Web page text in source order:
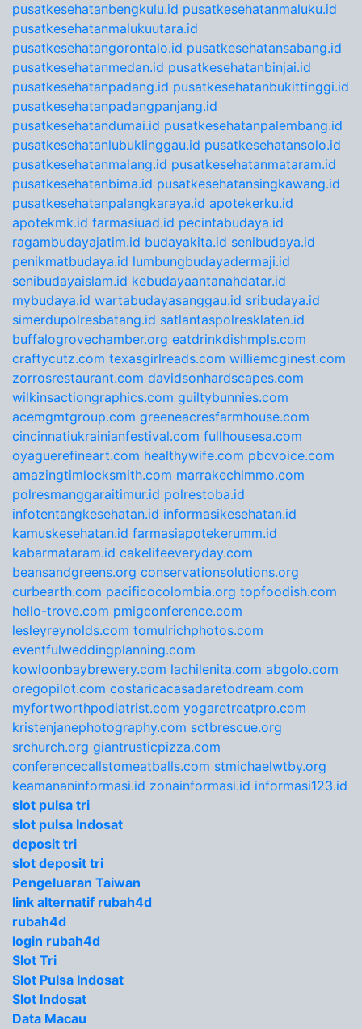
pusatkesehatanbengkulu.id pusatkesehatanmaluku.id
pusatkesehatanmalukuutara.id
pusatkesehatangorontalo.id pusatkesehatansabang.id
pusatkesehatanmedan.id pusatkesehatanbinjai.id
pusatkesehatanpadang.id pusatkesehatanbukittinggi.id
pusatkesehatanpadangpanjang.id
pusatkesehatandumai.id pusatkesehatanpalembang.id
pusatkesehatanlubuklinggau.id pusatkesehatansolo.id
pusatkesehatanmalang.id pusatkesehatanmataram.id
pusatkesehatanbima.id pusatkesehatansingkawang.id
pusatkesehatanpalangkaraya.id apotekerku.id
apotekmk.id farmasiuad.id pecintabudaya.id
ragambudayajatim.id budayakita.id senibudaya.id
penikmatbudaya.id lumbungbudayadermaji.id
senibudayaislam.id kebudayaantanahdatar.id
mybudaya.id wartabudayasanggau.id sribudaya.id
simerdupolresbatang.id satlantaspolresklaten.id
buffalogrovechamber.org eatdrinkdishmpls.com
craftycutz.com texasgirlreads.com williemcginest.com
zorrosrestaurant.com davidsonhardscapes.com
wilkinsactiongraphics.com guiltybunnies.com
acemgmtgroup.com greeneacresfarmhouse.com
cincinnatiukrainianfestival.com fullhousesa.com
oyaguerefineart.com healthywife.com pbcvoice.com
amazingtimlocksmith.com marrakechimmo.com
polresmanggaraitimur.id polrestoba.id
infotentangkesehatan.id informasikesehatan.id
kamuskesehatan.id farmasiapotekerumm.id
kabarmataram.id cakelifeeveryday.com
beansandgreens.org conservationsolutions.org
curbearth.com pacificocolombia.org topfoodish.com
hello-trove.com pmigconference.com
lesleyreynolds.com tomulrichphotos.com
eventfulweddingplanning.com
kowloonbaybrewery.com lachilenita.com abgolo.com
oregopilot.com costaricacasadaretodream.com
myfortworthpodiatrist.com yogaretreatpro.com
kristenjanephotography.com sctbrescue.org
srchurch.org giantrusticpizza.com
conferencecallstomeatballs.com stmichaelwtby.org
keamananinformasi.id zonainformasi.id informasi123.id
slot pulsa tri
slot pulsa Indosat
deposit tri
slot deposit tri
Pengeluaran Taiwan
link alternatif rubah4d
rubah4d
login rubah4d
Slot Tri
Slot Pulsa Indosat
Slot Indosat
Data Macau